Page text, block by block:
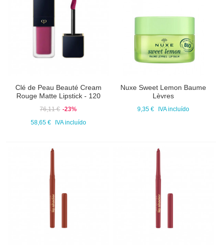
Clé de Peau Beauté Cream
Rouge Matte Lipstick - 120
76,11 € -23%
58,65 €
IVA incluído
Nuxe Sweet Lemon Baume
Lèvres
9,35 € IVA incluído